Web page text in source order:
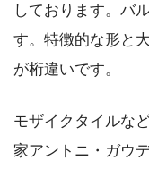
しております。バ
す。特徴的な形と
が桁違いです。
モザイクタイルな
家アントニ・ガウ